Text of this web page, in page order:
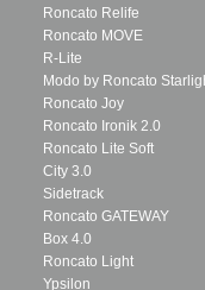
Roncato Relife
Roncato MOVE
R-Lite
Modo by Roncato
Roncato Joy
Roncato Ironik 2.0
Roncato Lite Soft
City 3.0
Sidetrack
Roncato GATEWAY
Box 4.0
Roncato Light
Ypsilon